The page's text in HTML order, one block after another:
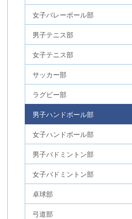
女子バレーボール部
男子テニス部
女子テニス部
サッカー部
ラグビー部
男子ハンドボール部
女子ハンドボール部
男子バドミントン部
女子バドミントン部
卓球部
弓道部